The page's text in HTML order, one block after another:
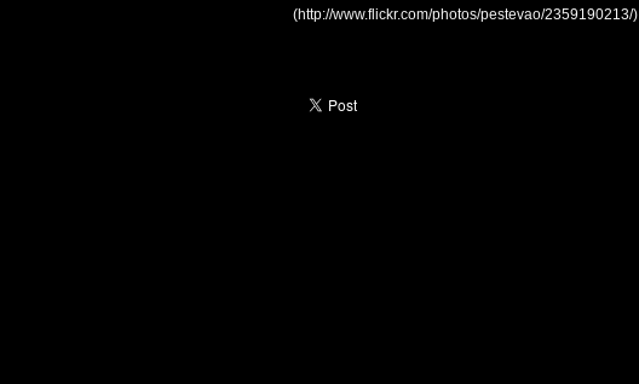
(http://www.flickr.com/photos/pestevao/2359190213/)